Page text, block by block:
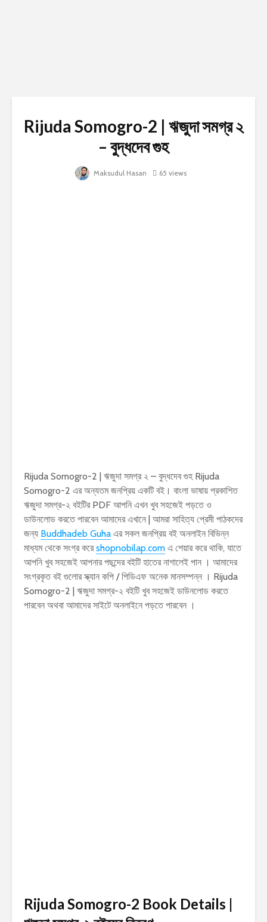
Rijuda Somogro-2 | ঋজুদা সমগ্র ২
– বুদ্ধদেব গুহ
Maksudul Hasan 65 views
Rijuda Somogro-2 | ঋজুদা সমগ্র ২ – বুদ্ধদেব গুহ Rijuda
Somogro-2 এর অন্যতম জনপ্রিয় একটি বই। বাংলা ভাষায় প্রকাশিত
ঋজুদা সমগ্র-২ বইটির PDF আপনি এখন খুব সহজেই পড়তে ও
ডাউনলোড করতে পারবেন আমাদের এখানে | আমরা সাহিত্য প্রেমী পাঠকদের
জন্য Buddhadeb Guha এর সকল জনপ্রিয় বই অনলাইন বিভিন্ন
মাধ্যম থেকে সংগ্র করেshopnobilap.com এ শেয়ার করে থাকি, যাতে
আপনি খুব সহজেই আপনার পছন্দের বইটি হাতের নাগালেই পান । আমাদের
সংগ্রকৃত বই গুলোর স্ক্যান কপি / পিডিএফ অনেক মানসম্পন্ন । Rijuda
Somogro-2 | ঋজুদা সমগ্র-২ বইটি খুব সহজেই ডাউনলোড করতে
পারবেন অথবা আমাদের সাইটে অনলাইনে পড়তে পারবেন ।
Rijuda Somogro-2 Book Details |